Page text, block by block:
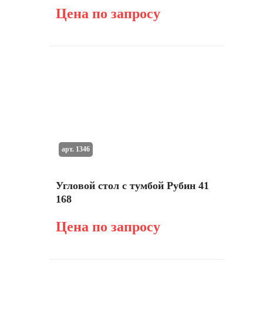
Цена по запросу
Угловой стол с тумбой Рубин 41
168
Цена по запросу
арт. 1346